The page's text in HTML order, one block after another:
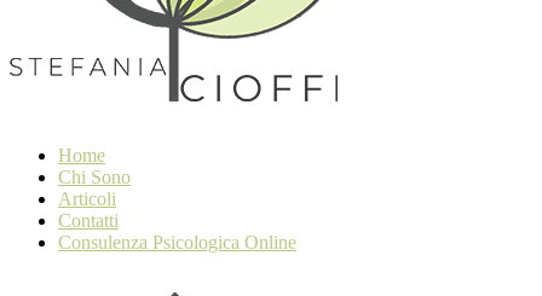
Home
Chi Sono
Articoli
Contatti
Consulenza Psicologica Online